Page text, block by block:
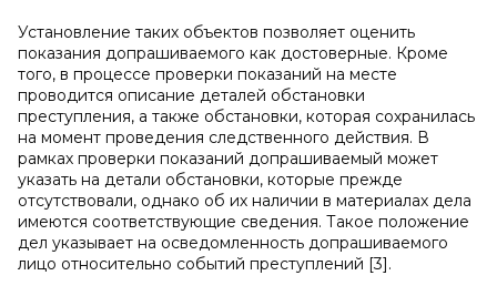
Установление таких объектов позволяет оценить
показания допрашиваемого как достоверные. Кроме
того, в процессе проверки показаний на месте
проводится описание деталей обстановки
преступления, а также обстановки, которая сохранилась
на момент проведения следственного действия. В
рамках проверки показаний допрашиваемый может
указать на детали обстановки, которые прежде
отсутствовали, однако об их наличии в материалах дела
имеются соответствующие сведения. Такое положение
дел указывает на осведомленность допрашиваемого
лицо относительно событий преступлений [3].